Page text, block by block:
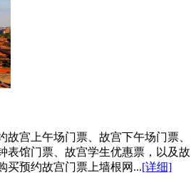
故宫上午场门票、故宫下午场门票、
表馆门票、故宫学生优惠票，以及故
买预约故宫门票上墙根网...[详细]